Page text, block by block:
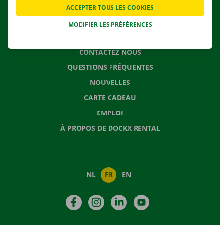
SOLUTIONS DE DÉMÉNAGEMENT
CONTACTEZ NOUS
QUESTIONS FRÉQUENTES
NOUVELLES
CARTE CADEAU
EMPLOI
À PROPOS DE DOCKX RENTAL
NL FR EN
FacebookInstagramLinkedIn
MODIFIER LES PRÉFÉRENCES
ACCEPTER TOUS LES COOKIES